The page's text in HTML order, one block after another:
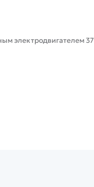
электродвигателем